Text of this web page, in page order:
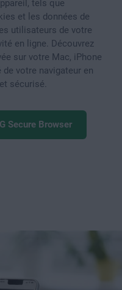
tels que
et les données de
utilisateurs de votre
en ligne. Découvrez
sur votre Mac, iPhone
votre navigateur en
sécurisé.
Secure Browser